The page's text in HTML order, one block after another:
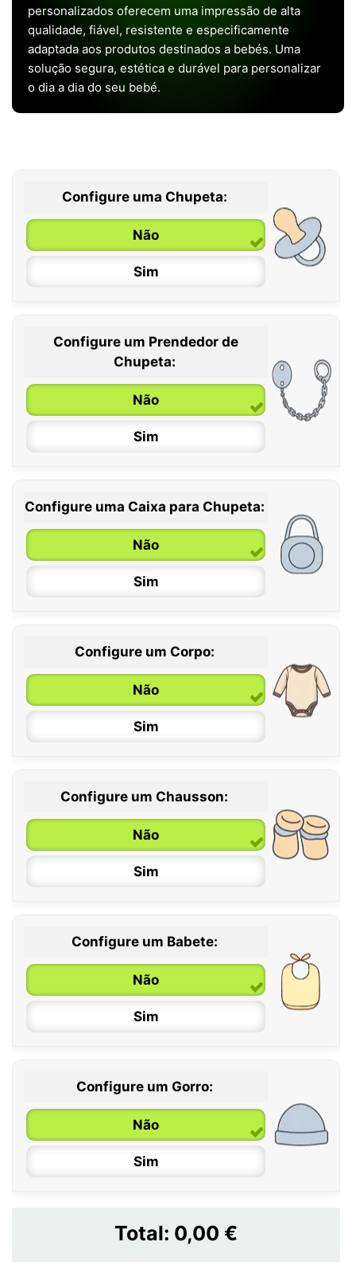
personalizados oferecem uma impressão de alta
qualidade, fiável, resistente e especificamente
adaptada aos produtos destinados a bebés. Uma
solução segura, estética e durável para personalizar
o dia a dia do seu bebé.
Configure uma Chupeta:
Não
Sim
0 / 6 meses
6 / 36 meses
Configure um Prendedor de
Chupeta:
Não
Sim
Configure uma Caixa para Chupeta:
Não
Sim
Configure um Corpo:
Não
Sim
0 / 6 meses
6 / 12 meses
12 / 18 meses
Configure um Chausson:
Não
Sim
Configure um Babete:
Não
Sim
Configure um Gorro:
Não
Sim
Total: 0,00 €